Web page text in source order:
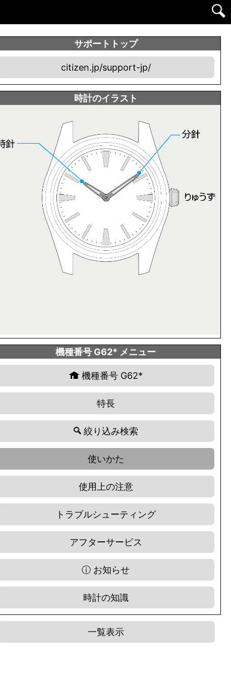
サポートトップ
citizen.jp/support-jp/
時計のイラスト
機種番号 G62* メニュー
機種番号 G62*
特長
絞り込み検索
使いかた
使用上の注意
トラブルシューティング
アフターサービス
ⓘ お知らせ
時計の知識
一覧表示